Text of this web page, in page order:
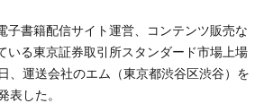
子書籍配信サイト運営、コンテンツ販売な
いる東京証券取引所スタンダード市場上場
、運送会社のエム（東京都渋谷区渋谷）を
表した。